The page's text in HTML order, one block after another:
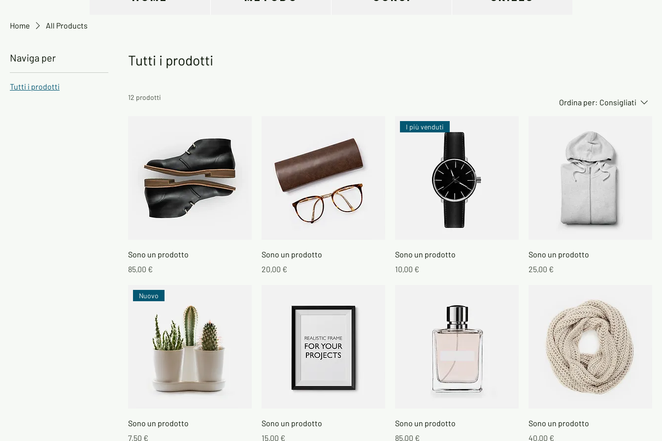
Home All Products
Naviga per
Tutti i prodotti
Tutti i prodotti
12 prodotti
Ordina per: Consigliati
Sono un prodotto
Prezzo
85,00 €
Sono un prodotto
Prezzo
20,00 €
I più venduti
Sono un prodotto
Prezzo
10,00 €
Sono un prodotto
Prezzo
25,00 €
Nuovo
Sono un prodotto
Prezzo
7,50 €
Sono un prodotto
Prezzo
15,00 €
Sono un prodotto
Prezzo
85,00 €
Sono un prodotto
Prezzo
40,00 €